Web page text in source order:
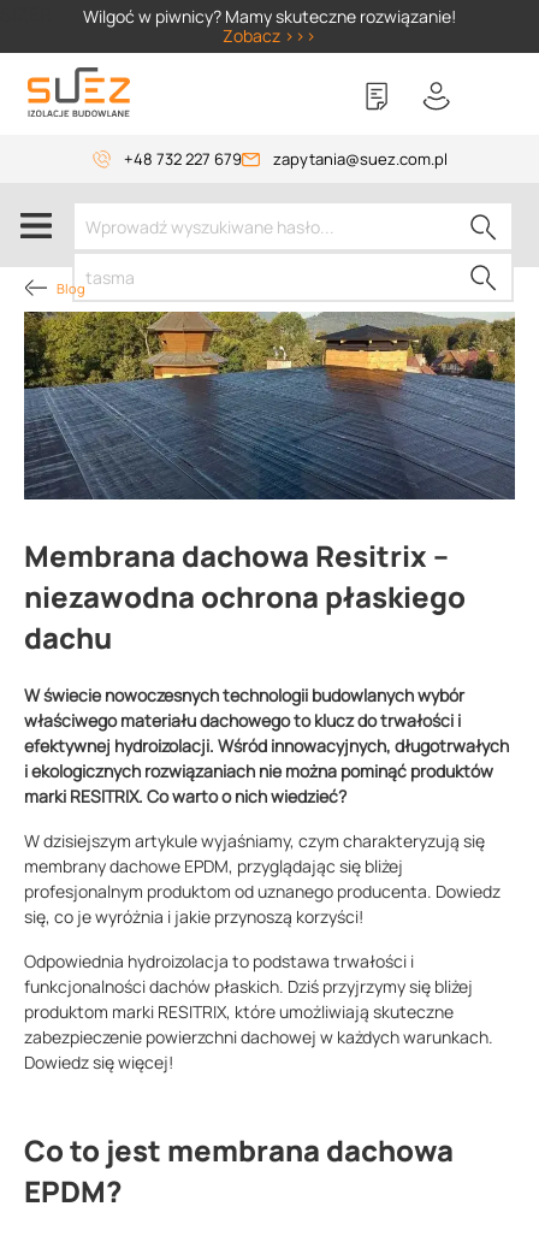
Wilgoć w piwnicy? Mamy skuteczne rozwiązanie!
Zobacz >>>
+48 732 227 679 zapytania@suez.com.pl
Blog
Membrana dachowa Resitrix –
niezawodna ochrona płaskiego
dachu
W świecie nowoczesnych technologii budowlanych wybór
właściwego materiału dachowego to klucz do trwałości i
efektywnej hydroizolacji. Wśród innowacyjnych, długotrwałych
i ekologicznych rozwiązaniach nie można pominąć produktów
marki RESITRIX. Co warto o nich wiedzieć?
W dzisiejszym artykule wyjaśniamy, czym charakteryzują się
membrany dachowe EPDM, przyglądając się bliżej
profesjonalnym produktom od uznanego producenta. Dowiedz
się, co je wyróżnia i jakie przynoszą korzyści!
Odpowiednia hydroizolacja to podstawa trwałości i
funkcjonalności dachów płaskich. Dziś przyjrzymy się bliżej
produktom marki RESITRIX, które umożliwiają skuteczne
zabezpieczenie powierzchni dachowej w każdych warunkach.
Dowiedz się więcej!
Co to jest membrana dachowa
EPDM?